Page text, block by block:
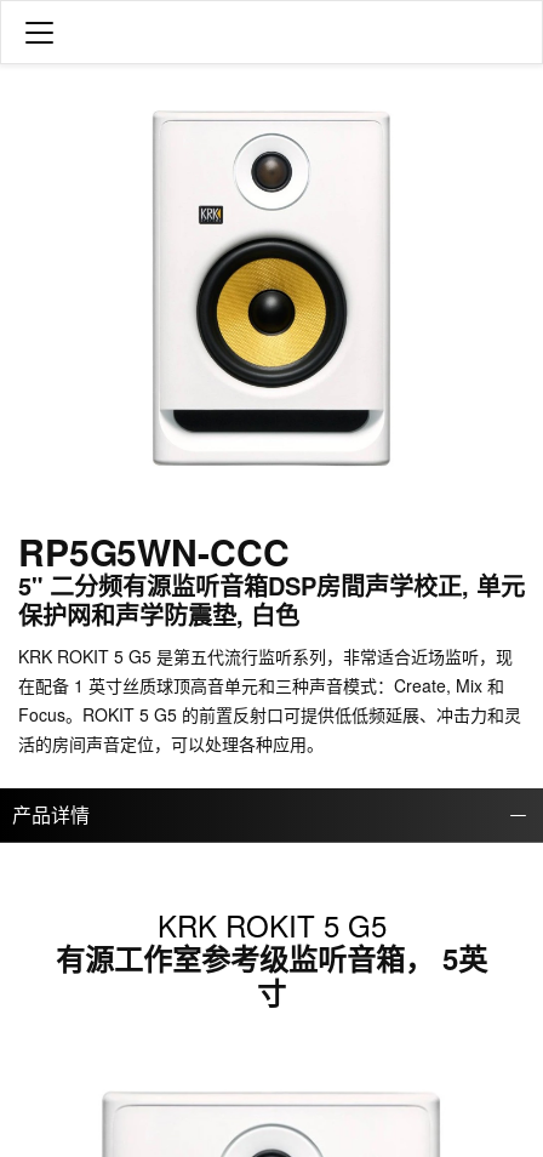
RP5G5WN-CCC
5" 二分频有源监听音箱DSP房間声学校正, 单元
保护网和声学防震垫, 白色
KRK ROKIT 5 G5 是第五代流行监听系列，非常适合近场监听，现
在配备 1 英寸丝质球顶高音单元和三种声音模式：Create, Mix 和
Focus。ROKIT 5 G5 的前置反射口可提供低低频延展、冲击力和灵
活的房间声音定位，可以处理各种应用。
产品详情
KRK ROKIT 5 G5
有源工作室参考级监听音箱， 5英
寸